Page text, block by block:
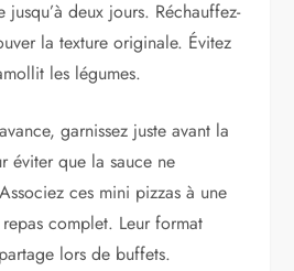
jusqu’à deux jours. Réchauffez-
la texture originale. Évitez
les légumes.
garnissez juste avant la
éviter que la sauce ne
ces mini pizzas à une
complet. Leur format
lors de buffets.